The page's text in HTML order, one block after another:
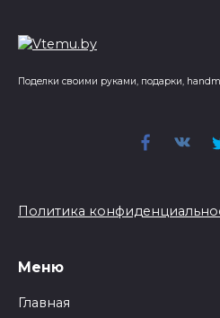
Поделки своими руками, подарки,
Политика
Меню
Главная